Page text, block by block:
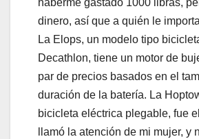
haberme gastado 1000 libras,
dinero, así que a quién le
La Elops, un modelo tipo
Decathlon, tiene un motor de
par de precios basados en el
duración de la batería. La
bicicleta eléctrica plegable, fue
llamó la atención de mi mujer, y